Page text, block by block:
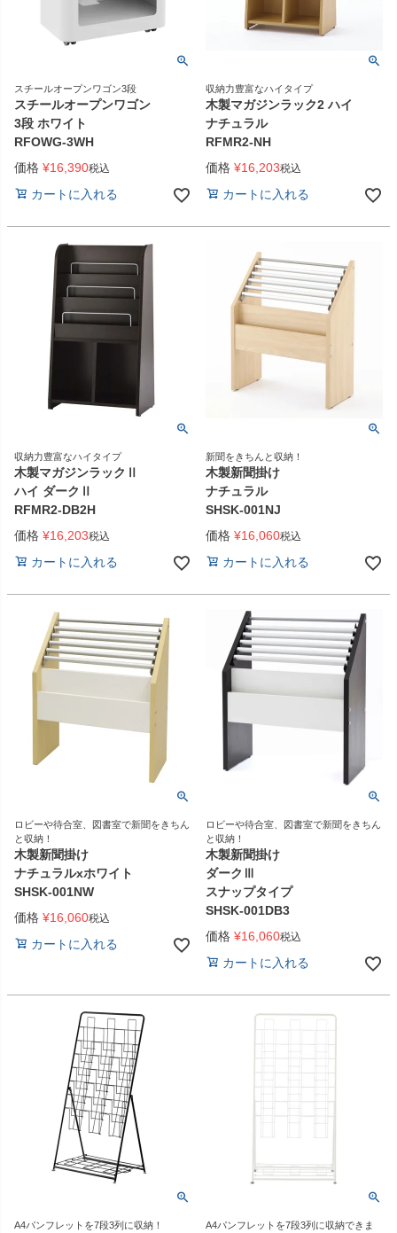
スチールオープンワゴン3段
スチールオープンワゴン
3段 ホワイト
RFOWG-3WH
価格 ¥16,390税込
カートに入れる
収納力豊富なハイタイプ
木製マガジンラック2 ハイ
ナチュラル
RFMR2-NH
価格 ¥16,203税込
カートに入れる
収納力豊富なハイタイプ
木製マガジンラックⅡ
ハイ ダークⅡ
RFMR2-DB2H
価格 ¥16,203税込
カートに入れる
新聞をきちんと収納！
木製新聞掛け
ナチュラル
SHSK-001NJ
価格 ¥16,060税込
カートに入れる
ロビーや待合室、図書室で新聞をきちん
と収納！
木製新聞掛け
ナチュラルxホワイト
SHSK-001NW
価格 ¥16,060税込
カートに入れる
ロビーや待合室、図書室で新聞をきちん
と収納！
木製新聞掛け
ダークⅢ
スナップタイプ
SHSK-001DB3
価格 ¥16,060税込
カートに入れる
A4パンフレットを7段3列に収納！
A4パンフレットを7段3列に収納できま